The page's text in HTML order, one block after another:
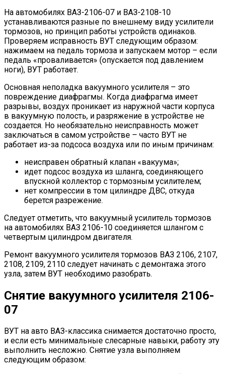
На автомобилях ВАЗ-2106-07 и ВАЗ-2108-10
устанавливаются разные по внешнему виду усилители
тормозов, но принцип работы устройств одинаков.
Проверяем исправность ВУТ следующим образом:
нажимаем на педаль тормоза и запускаем мотор – если
педаль «проваливается» (опускается под давлением
ноги), ВУТ работает.
Основная неполадка вакуумного усилителя – это
повреждение диафрагмы. Когда диафрагма имеет
разрывы, воздух проникает из наружной части корпуса
в вакуумную полость, и разряжение в устройстве не
создается. Но необязательно неисправность может
заключаться в самом устройстве – часто ВУТ не
работает из-за подсоса воздуха или по иным причинам:
неисправен обратный клапан «вакуума»;
идет подсос воздуха из шланга, соединяющего
впускной коллектор с тормозным усилителем;
нет компрессии в том цилиндре ДВС, откуда
берется разрежение.
Следует отметить, что вакуумный усилитель тормозов
на автомобилях ВАЗ 2106-10 соединяется шлангом с
четвертым цилиндром двигателя.
Ремонт вакуумного усилителя тормозов ВАЗ 2106, 2107,
2108, 2109, 2110 следует начинать с демонтажа этого
узла, затем ВУТ необходимо разобрать.
Снятие вакуумного усилителя 2106-
07
ВУТ на авто ВАЗ-классика снимается достаточно просто,
и если есть минимальные слесарные навыки, работу эту
выполнить несложно. Снятие узла выполняем
следующим образом: